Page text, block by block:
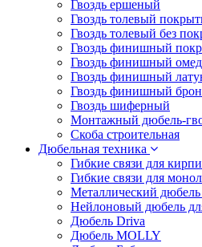
Гвоздь ершеный
Гвоздь толевый
Гвоздь толевый без
Гвоздь финишный
Гвоздь финишный
Гвоздь финишный
Гвоздь финишный
Гвоздь шиферный
Монтажный дюбель-
Скоба строительная
Дюбельная техника
Гибкие связи для
Гибкие связи для
Металлический дюбель
Нейлоновый дюбель
Дюбель Driva
Дюбель MOLLY